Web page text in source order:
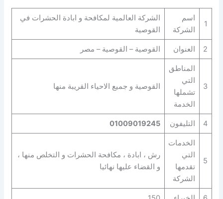
1
اسم
الشركة
الشركة العالمية لمكافحة و ابادة الحشرات في
القوصية
2 العنوان القوصية – القوصية – مصر
3
المناطق
التي
تشملها
الخدمة
القوصية و جميع الاحياء القريبة منها
4 التليفون 01009019245
5
الخدمات
التي
تقدمها
الشركة
رش ، ابادة ، مكافحة الحشرات و التخلص منها ،
و القضاء عليها نهائيا